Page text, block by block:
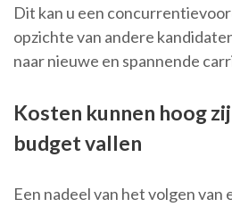
Dit kan u een
opzichte van andere
naar nieuwe en spannende
Kosten kunnen hoog
budget vallen
Een nadeel van het volgen van